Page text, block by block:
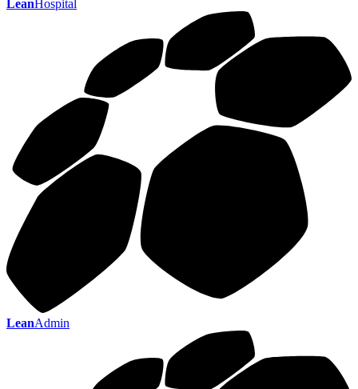
Lean Hospital
LeanAdmin